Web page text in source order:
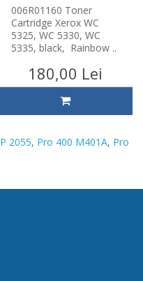
006R01160 Toner
Cartridge Xerox WC
5325, WC 5330, WC
5335, black, Rainbow ..
180,00 Lei
P 2055, Pro 400 M401A, Pro